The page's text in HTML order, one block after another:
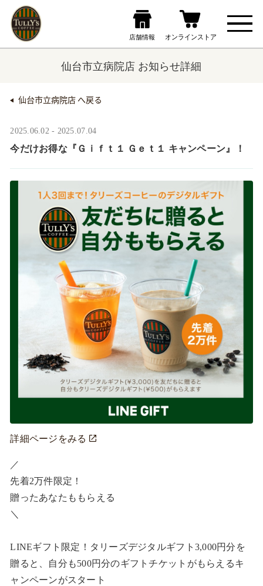
仙台市立病院店 お知らせ詳細
仙台市立病院店 へ戻る
2025.06.02 - 2025.07.04
今だけお得な『Ｇｉｆｔ１ Ｇｅｔ１ キャンペーン』！
詳細ページをみる
／ ​
先着2万件限定！​
贈ったあなたももらえる ​
＼ ​
LINEギフト限定！タリーズデジタルギフト3,000円分を
贈ると、自分も500円分のギフトチケットがもらえるキ
ャンペーンがスタート​